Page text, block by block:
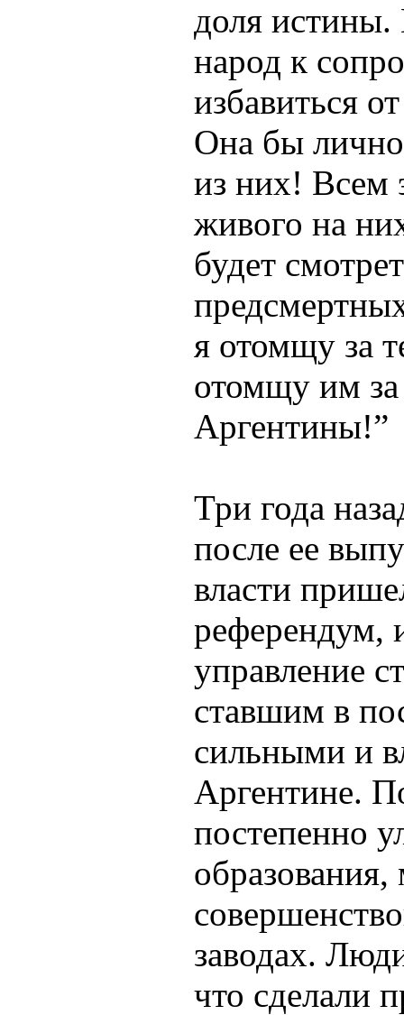
доля
народ к
избавиться
Она бы лично
из них! Всем
живого на
будет
я отомщу за
отомщу им
Аргентины!”
Три года
после ее
власти
референдум,
управление
ставшим в
сильными и
Аргентине.
постепенно
заводах.
что сделали